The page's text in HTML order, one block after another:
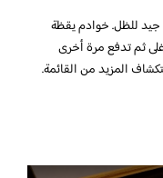
للظل. خوادم يقظة
ثم تدفع مرة أخرى
المزيد من القائمة.